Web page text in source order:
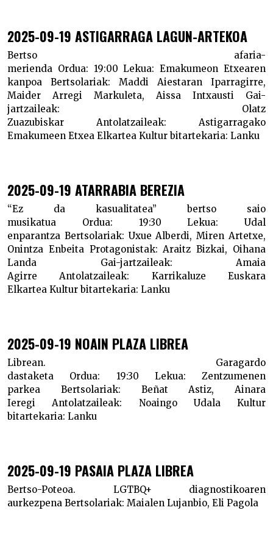
2025-09-19 ASTIGARRAGA LAGUN-ARTEKOA
Bertso afaria-
merienda Ordua: 19:00Lekua: Emakumeon Etxearen
kanpoa Bertsolariak: Maddi Aiestaran Iparragirre,
Maider Arregi Markuleta, Aissa Intxausti Gai-
jartzaileak: Olatz
Zuazubiskar Antolatzaileak: Astigarragako
Emakumeen Etxea Elkartea Kultur bitartekaria: Lanku
2025-09-19 ATARRABIA BEREZIA
“Ez da kasualitatea” bertso saio
musikatua
Ordua: 19:30Lekua: Udal
enparantza Bertsolariak: Uxue Alberdi, Miren Artetxe,
Onintza Enbeita Protagonistak: Araitz Bizkai, Oihana
Landa Gai-jartzaileak: Amaia
AgirreAntolatzaileak: Karrikaluze Euskara
Elkartea Kultur bitartekaria: Lanku
2025-09-19 NOAIN PLAZA LIBREA
Librean. Garagardo
dastaketa
Ordua: 19:30 Lekua: Zentzumenen
parkea Bertsolariak: Beñat Astiz, Ainara
IeregiAntolatzaileak: Noaingo Udala Kultur
bitartekaria: Lanku
2025-09-19 PASAIA PLAZA LIBREA
Bertso-Poteoa. LGTBQ+ diagnostikoaren
aurkezpena Bertsolariak: Maialen Lujanbio, Eli Pagola